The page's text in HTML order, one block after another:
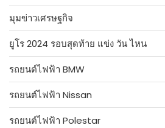
มุมข่าวเศรษฐกิจ
ยูโร 2024 รอบสุดท้าย แข่ง วัน ไหน
รถยนต์ไฟฟ้า BMW
รถยนต์ไฟฟ้า Nissan
รถยนต์ไฟฟ้า Polestar